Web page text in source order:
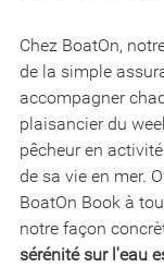
Chez BoatOn,
de la simple
accompagner
plaisancier du
pêcheur en
de sa vie en mer.
BoatOn Book à
notre façon
sérénité sur l'eau